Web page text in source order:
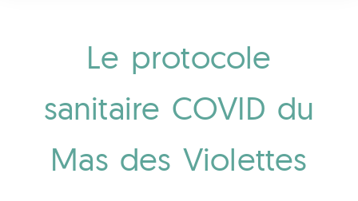
Le protocole
sanitaire COVID du
Mas des Violettes